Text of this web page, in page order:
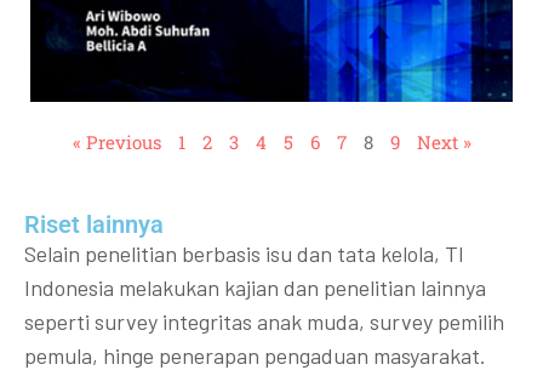
« Previous 1 2 3 4 5 6 7 8 9 Next »
Riset lainnya​​
Selain penelitian berbasis isu dan tata kelola, TI
Indonesia melakukan kajian dan penelitian lainnya
seperti survey integritas anak muda, survey pemilih
pemula, hinge penerapan pengaduan masyarakat.